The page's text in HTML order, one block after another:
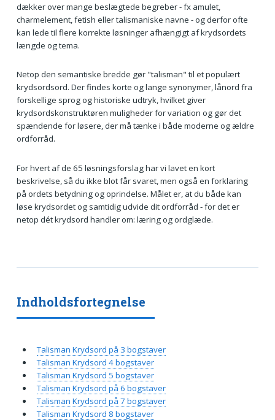
dækker over mange beslægtede begreber - fx amulet,
charmelement, fetish eller talismaniske navne - og derfor ofte
kan lede til flere korrekte løsninger afhængigt af krydsordets
længde og tema.
Netop den semantiske bredde gør "talisman" til et populært
krydsordsord. Der findes korte og lange synonymer, lånord fra
forskellige sprog og historiske udtryk, hvilket giver
krydsordskonstruktøren muligheder for variation og gør det
spændende for løsere, der må tænke i både moderne og ældre
ordforråd.
For hvert af de 65 løsningsforslag har vi lavet en kort
beskrivelse, så du ikke blot får svaret, men også en forklaring
på ordets betydning og oprindelse. Målet er, at du både kan
løse krydsordet og samtidig udvide dit ordforråd - for det er
netop dét krydsord handler om: læring og ordglæde.
Indholdsfortegnelse
Talisman Krydsord på 3 bogstaver
Talisman Krydsord 4 bogstaver
Talisman Krydsord 5 bogstaver
Talisman Krydsord på 6 bogstaver
Talisman Krydsord på 7 bogstaver
Talisman Krydsord 8 bogstaver